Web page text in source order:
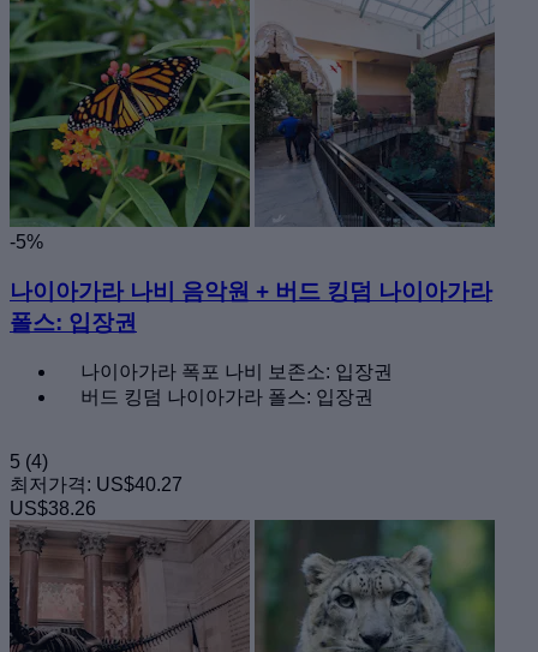
-5%
나이아가라 나비 음악원 + 버드 킹덤 나이아가라
폴스: 입장권
나이아가라 폭포 나비 보존소: 입장권
버드 킹덤 나이아가라 폴스: 입장권
5 (4)
최저가격: US$40.27
US$38.26